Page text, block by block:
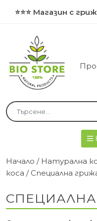
⭐⭐⭐ Магазин с
Начало / Натурална
коса / Специална